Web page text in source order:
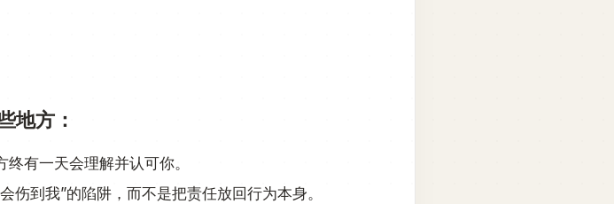
地方：
有一天会理解并认可你。
伤到我”的陷阱，而不是把责任放回行为本身。